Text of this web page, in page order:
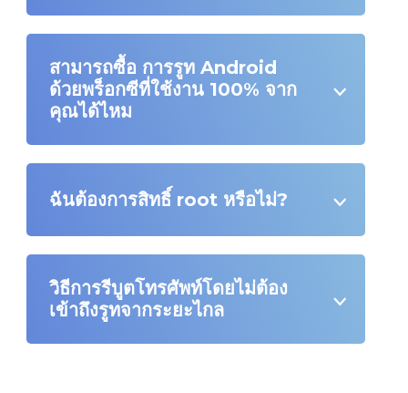
สามารถซื้อ การรูท Android
ด้วยพร็อกซีที่ใช้งาน 100% จาก
คุณได้ไหม
ฉันต้องการสิทธิ์ root หรือไม่?
วิธีการรีบูตโทรศัพท์โดยไม่ต้อง
เข้าถึงรูทจากระยะไกล